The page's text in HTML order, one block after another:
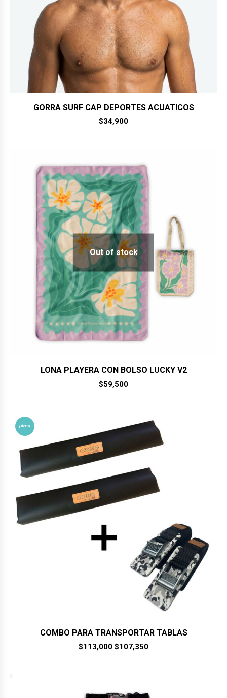
GORRA SURF CAP DEPORTES ACUATICOS
$34,900
Out of stock
LONA PLAYERA CON BOLSO LUCKY V2
$59,500
¡Oferta!
COMBO PARA TRANSPORTAR TABLAS
$113,000 El
$107,350El